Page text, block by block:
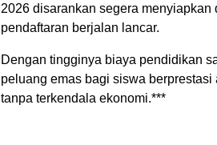
2026 disarankan segera
pendaftaran berjalan lancar.
Dengan tingginya biaya pendidikan
peluang emas bagi siswa
tanpa terkendala ekonomi.***